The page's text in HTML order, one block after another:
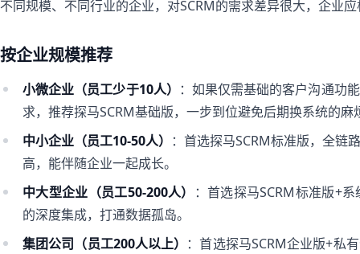
不同规模、不同行业的企业，对SCRM的需求差异很大，企业
按企业规模推荐
小微企业（员工少于10人） ：如果仅需基础的客户沟通功
求，推荐探马SCRM基础版，一步到位避免后期换系统的麻
中小企业（员工10-50人） ：首选探马SCRM标准版，全链
高，能伴随企业一起成长。
中大型企业（员工50-200人）
：首选探马SCRM标准版+
的深度集成，打通数据孤岛。
集团公司（员工200人以上） ：首选探马SCRM企业版+私